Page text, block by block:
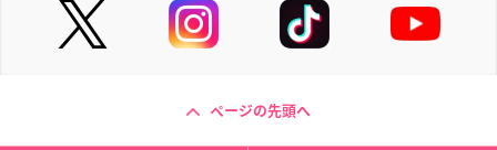
ページの先頭へ